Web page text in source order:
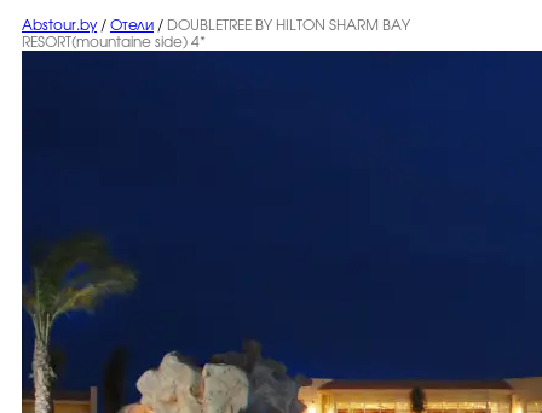
Abstour.by / Отели / DOUBLETREE BY HILTON SHARM BAY
RESORT(mountaine side) 4*